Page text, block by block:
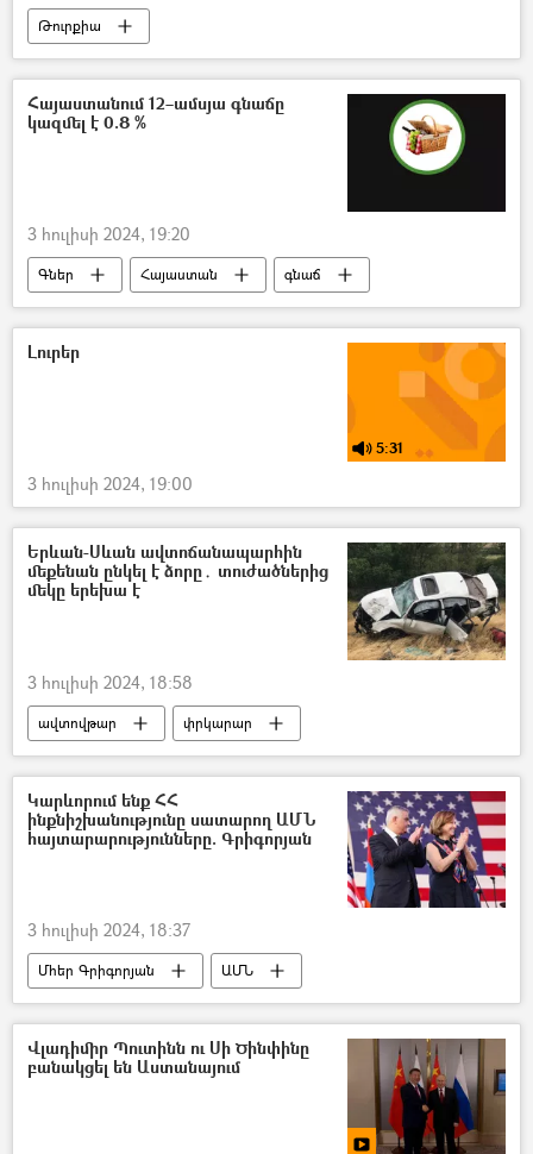
Թուրքիա
Արտաքին գործերի նախարարություն (ԱԳՆ)
Գորշ գայլեր
Սկանդալ ՈւԵՖԱ
Հայաստանում 12–ամսյա գնաճը
կազմել է 0.8 %
3 հուլիսի 2024, 19:20
Գներ Հայաստան
գնաճ
բենզին
Ազգային վիճակագրական ծառայություն (ԱՎԾ)
Լուրեր
5:31
3 հուլիսի 2024, 19:00
Երևան-Սևան ավտոճանապարհին
մեքենան ընկել է ձորը․ տուժածներից
մեկը երեխա է
3 հուլիսի 2024, 18:58
ավտովթար
փրկարար
Կոտայքի մարզ
Կարևորում ենք ՀՀ
ինքնիշխանությունը սատարող ԱՄՆ
հայտարարությունները. Գրիգորյան
3 հուլիսի 2024, 18:37
Մհեր Գրիգորյան
ԱՄՆ
Հայաստան
Վլադիմիր Պուտինն ու Սի Ծինփինը
բանակցել են Աստանայում